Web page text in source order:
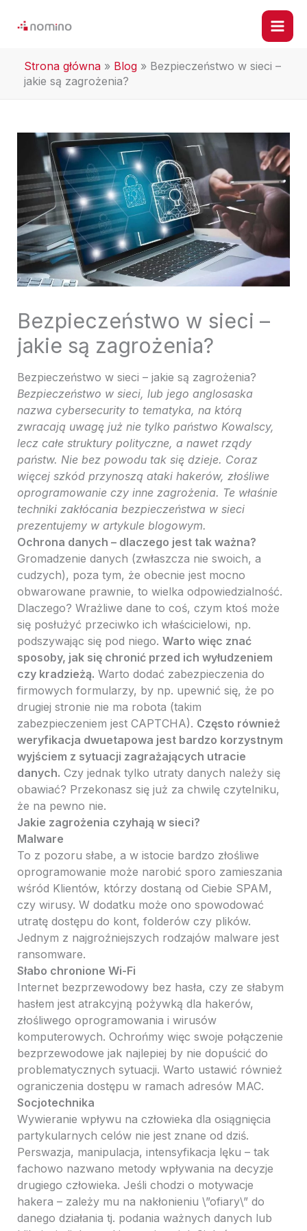
Strona główna » Blog » Bezpieczeństwo w sieci –
jakie są zagrożenia?
Bezpieczeństwo w sieci –
jakie są zagrożenia?
Bezpieczeństwo w sieci – jakie są zagrożenia?
Bezpieczeństwo w sieci, lub jego anglosaska
nazwa cybersecurity to tematyka, na którą
zwracają uwagę już nie tylko państwo Kowalscy,
lecz całe struktury polityczne, a nawet rządy
państw. Nie bez powodu tak się dzieje. Coraz
więcej szkód przynoszą ataki hakerów, złośliwe
oprogramowanie czy inne zagrożenia. Te właśnie
techniki zakłócania bezpieczeństwa w sieci
prezentujemy w artykule blogowym.
Ochrona danych – dlaczego jest tak ważna?
Gromadzenie danych (zwłaszcza nie swoich, a
cudzych), poza tym, że obecnie jest mocno
obwarowane prawnie, to wielka odpowiedzialność.
Dlaczego? Wrażliwe dane to coś, czym ktoś może
się posłużyć przeciwko ich właścicielowi, np.
podszywając się pod niego. Warto więc znać
sposoby, jak się chronić przed ich wyłudzeniem
czy kradzieżą. Warto dodać zabezpieczenia do
firmowych formularzy, by np. upewnić się, że po
drugiej stronie nie ma robota (takim
zabezpieczeniem jest CAPTCHA). Często również
weryfikacja dwuetapowa jest bardzo korzystnym
wyjściem z sytuacji zagrażających utracie
danych. Czy jednak tylko utraty danych należy się
obawiać? Przekonasz się już za chwilę czytelniku,
że na pewno nie.
Jakie zagrożenia czyhają w sieci?
Malware
To z pozoru słabe, a w istocie bardzo złośliwe
oprogramowanie może narobić sporo zamieszania
wśród Klientów, którzy dostaną od Ciebie SPAM,
czy wirusy. W dodatku może ono spowodować
utratę dostępu do kont, folderów czy plików.
Jednym z najgroźniejszych rodzajów malware jest
ransomware.
Słabo chronione Wi-Fi
Internet bezprzewodowy bez hasła, czy ze słabym
hasłem jest atrakcyjną pożywką dla hakerów,
złośliwego oprogramowania i wirusów
komputerowych. Ochrońmy więc swoje połączenie
bezprzewodowe jak najlepiej by nie dopuścić do
problematycznych sytuacji. Warto ustawić również
ograniczenia dostępu w ramach adresów MAC.
Socjotechnika
Wywieranie wpływu na człowieka dla osiągnięcia
partykularnych celów nie jest znane od dziś.
Perswazja, manipulacja, intensyfikacja lęku – tak
fachowo nazwano metody wpływania na decyzje
drugiego człowieka. Jeśli chodzi o motywacje
hakera – zależy mu na nakłonieniu \”ofiary\” do
danego działania tj. podania ważnych danych lub